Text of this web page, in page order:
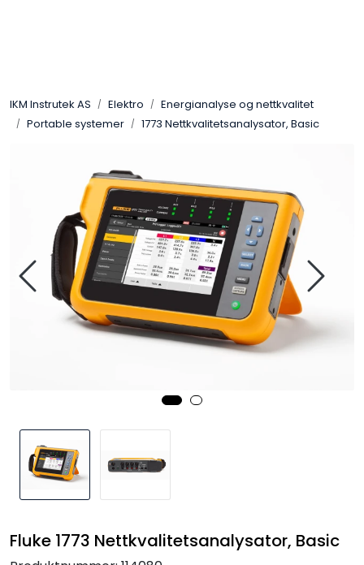
IKM Instrutek AS Elektro
Energianalyse og nettkvalitet
Portable systemer
1773 Nettkvalitetsanalysator, Basic
Fluke 1773 Nettkvalitetsanalysator, Basic
Elektro
Frekvensomformere
Miljø og sikkerhet
Kalibratorer
Navigasjon & Kommunikasjon
Tilbehør